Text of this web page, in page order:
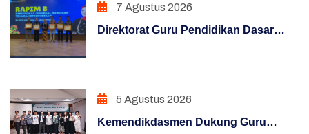
Penguatan Sistem Akuntabilitas Kerja
PENATAAN TATALAKSANA
PENGUATAN SISTEM PENGAWASAN
PENINGKATAN KUALITAS LAYANAN PUBLIK
7 Agustus 2026
Direktorat Guru Pendidikan Dasar
5 Agustus 2026
Kemendikdasmen Dukung Guru